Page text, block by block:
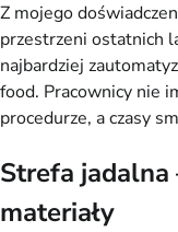
Z mojego
przestrzeni ostatnich
najbardziej
food. Pracownicy nie
procedurze, a czasy
Strefa
materiały